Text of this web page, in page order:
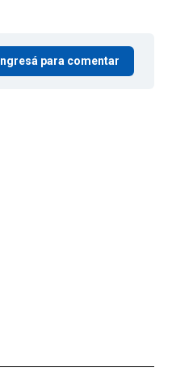
Ingresá para comentar